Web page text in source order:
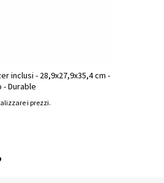
inclusi - 28,9x27,9x35,4 cm -
- Durable
i prezzi.